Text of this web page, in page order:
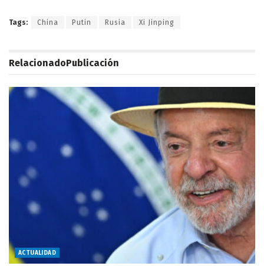
Tags: China Putin Rusia Xi Jinping
RelacionadoPublicación
ACTUALIDAD